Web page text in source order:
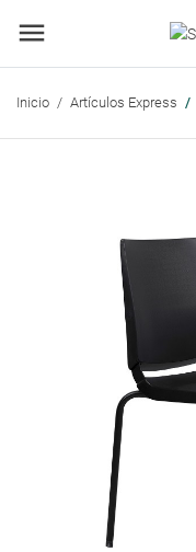
Inicio Artículos Express